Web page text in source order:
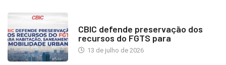
CBIC defende preservação dos
recursos do FGTS para
13 de julho de 2026